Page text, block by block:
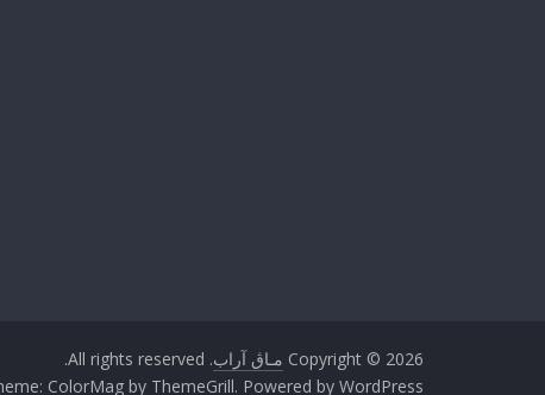
Copyright © 2026 مـاڨ آراب. All rights reserved.
ColorMag by ThemeGrill. Powered by WordPress